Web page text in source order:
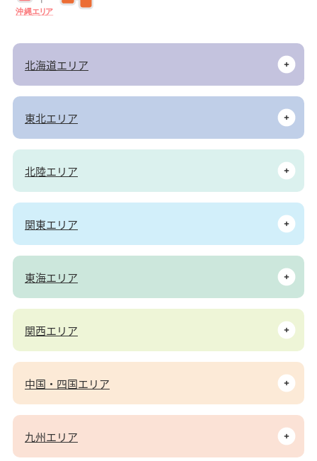
沖縄エリア
北海道エリア
東北エリア
北陸エリア
関東エリア
東海エリア
関西エリア
中国・四国エリア
九州エリア